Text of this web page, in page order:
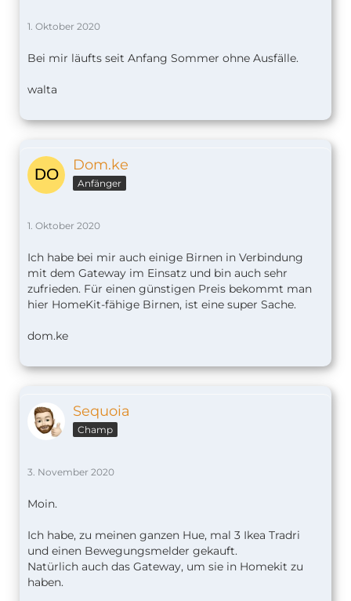
1. Oktober 2020
Bei mir läufts seit Anfang Sommer ohne Ausfälle.
walta
Dom.ke
Anfänger
1. Oktober 2020
Ich habe bei mir auch einige Birnen in Verbindung
mit dem Gateway im Einsatz und bin auch sehr
zufrieden. Für einen günstigen Preis bekommt man
hier HomeKit-fähige Birnen, ist eine super Sache.
dom.ke
Sequoia
Champ
3. November 2020
Moin.
Ich habe, zu meinen ganzen Hue, mal 3 Ikea Tradri
und einen Bewegungsmelder gekauft.
Natürlich auch das Gateway, um sie in Homekit zu
haben.